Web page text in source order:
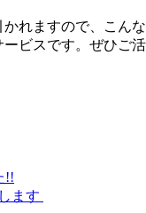
れますので、こ
ビスです。ぜひご活
!!
ます